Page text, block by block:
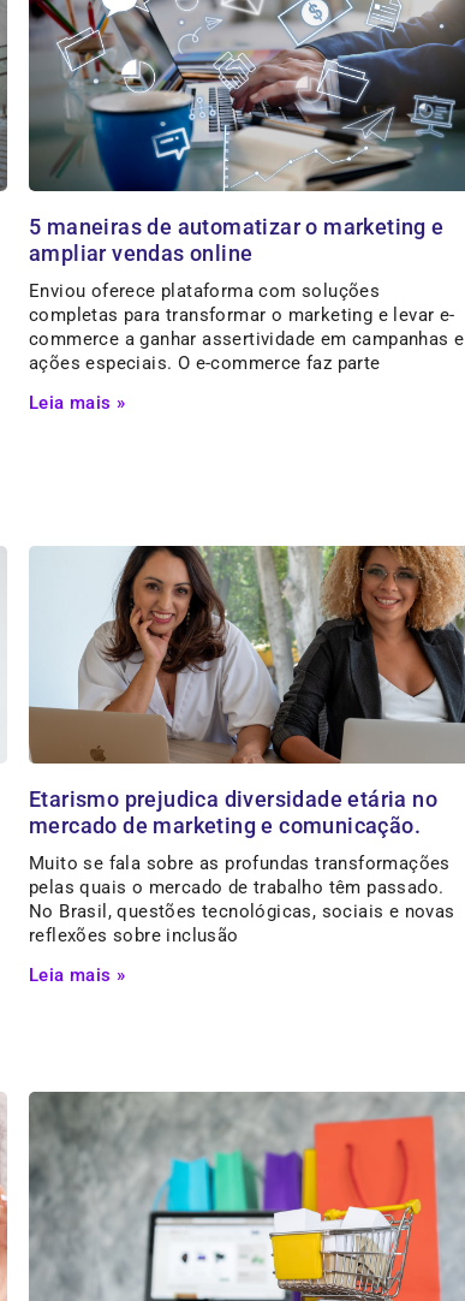
5 maneiras de automatizar o marketing e
ampliar vendas online
Enviou oferece plataforma com soluções
completas para transformar o marketing e levar e-
commerce a ganhar assertividade em campanhas e
ações especiais. O e-commerce faz parte
Leia mais »
Etarismo prejudica diversidade etária no
mercado de marketing e comunicação.
Muito se fala sobre as profundas transformações
pelas quais o mercado de trabalho têm passado.
No Brasil, questões tecnológicas, sociais e novas
reflexões sobre inclusão
Leia mais »